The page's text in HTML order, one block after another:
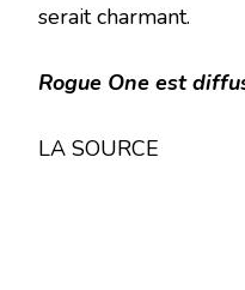
serait charmant.
Rogue One est
LA SOURCE